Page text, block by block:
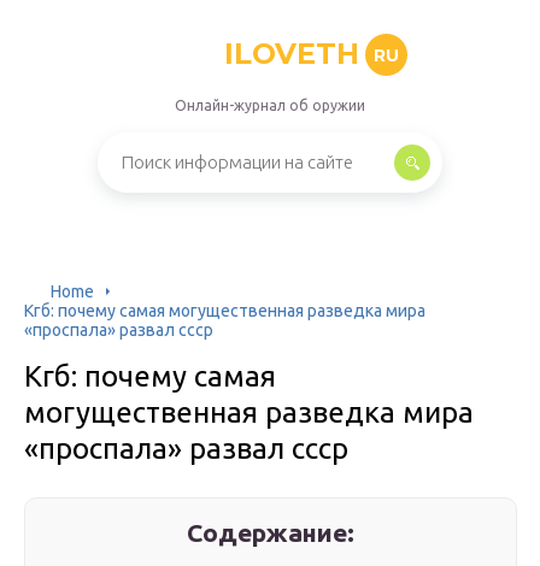
ILOVETH RU
Онлайн-журнал об оружии
Home
Кгб: почему самая могущественная разведка мира
«проспала» развал ссср
Кгб: почему самая
могущественная разведка мира
«проспала» развал ссср
Содержание: